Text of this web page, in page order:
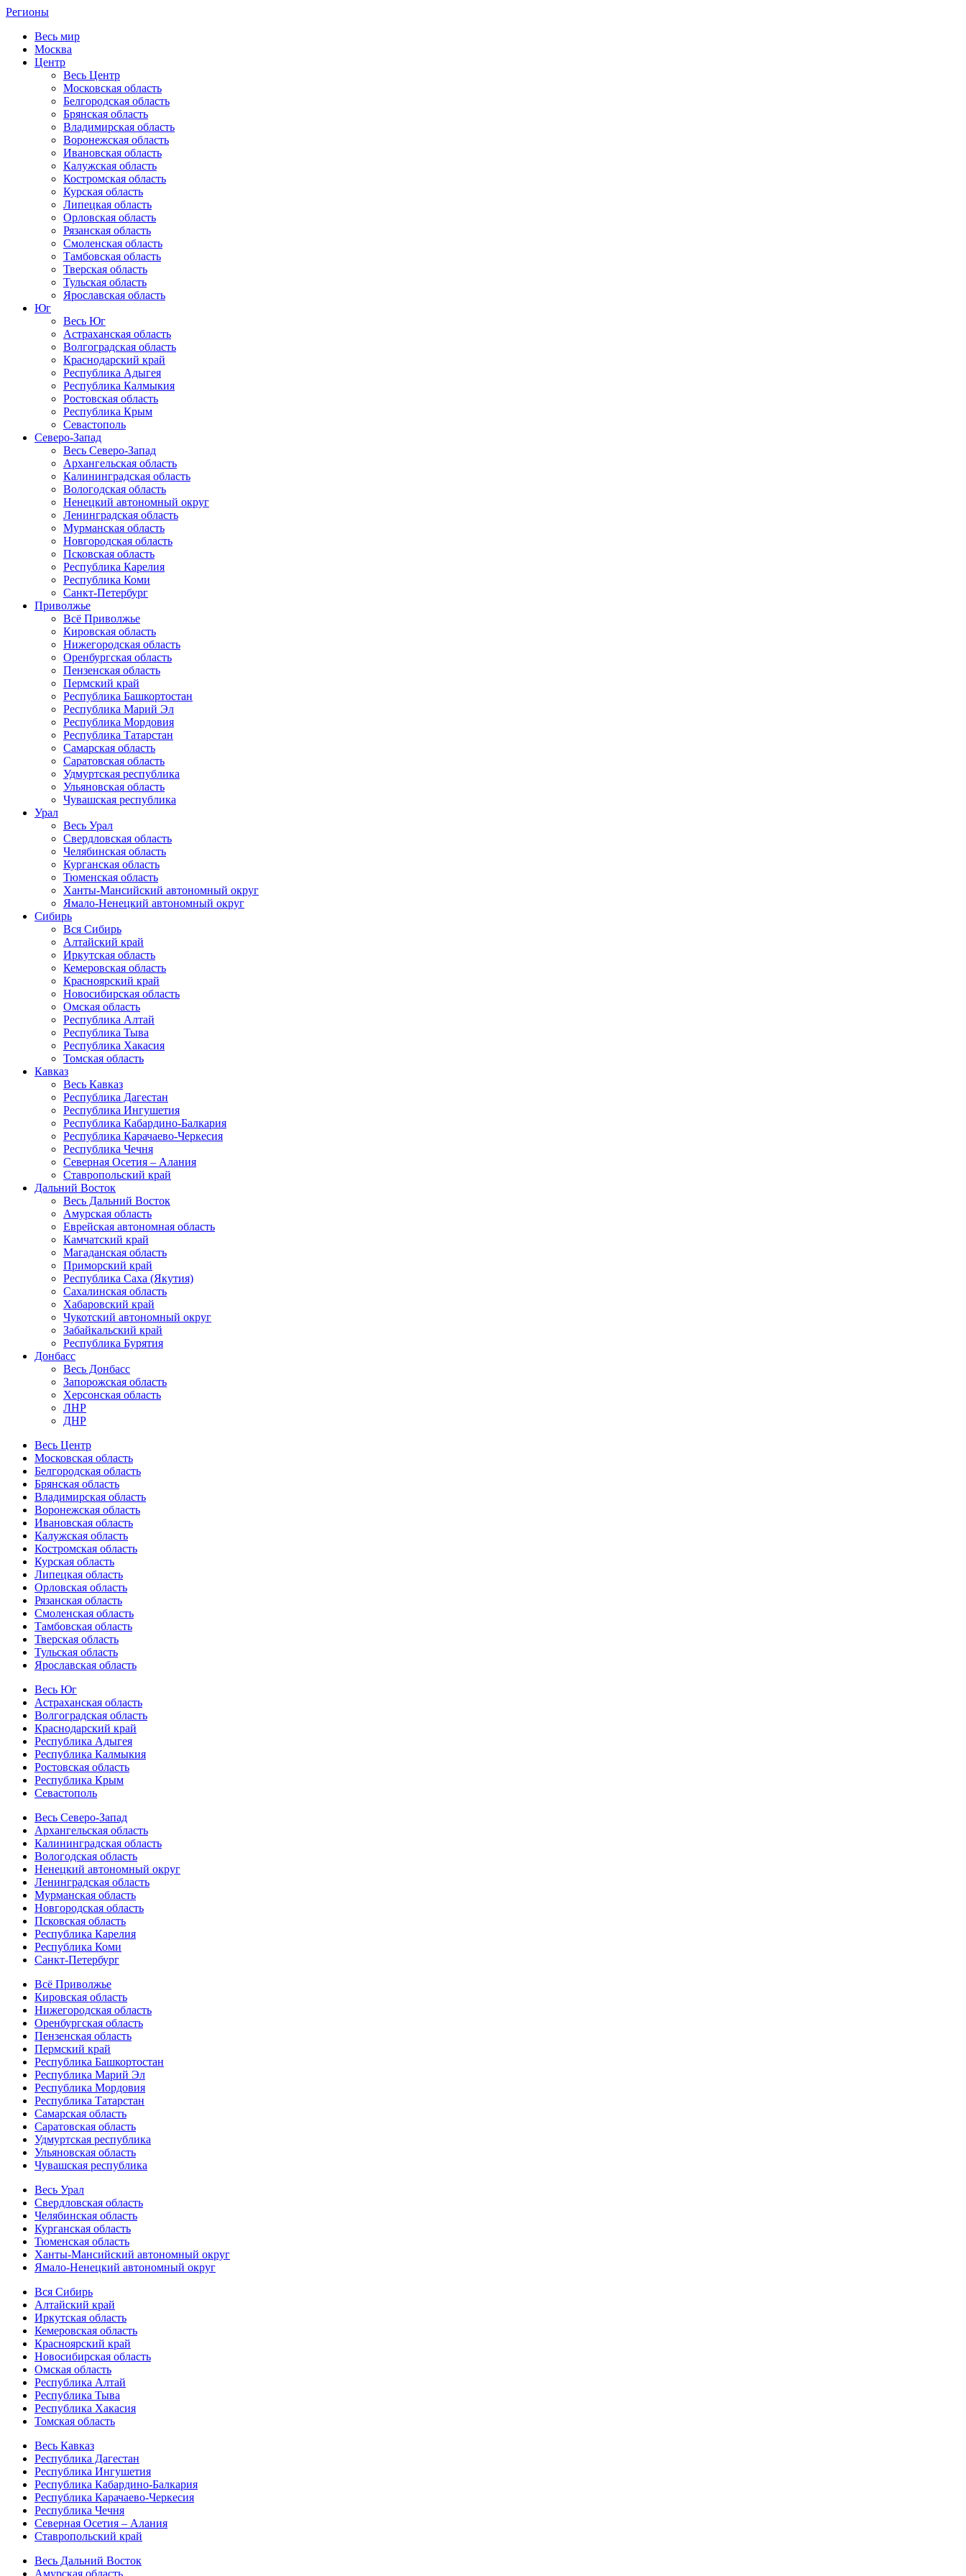
Регионы
Весь мир
Москва
Центр
Весь Центр
Московская область
Белгородская область
Брянская область
Владимирская область
Воронежская область
Ивановская область
Калужская область
Костромская область
Курская область
Липецкая область
Орловская область
Рязанская область
Смоленская область
Тамбовская область
Тверская область
Тульская область
Ярославская область
Юг
Весь Юг
Астраханская область
Волгоградская область
Краснодарский край
Республика Адыгея
Республика Калмыкия
Ростовская область
Республика Крым
Севастополь
Северо-Запад
Весь Северо-Запад
Архангельская область
Калининградская область
Вологодская область
Ненецкий автономный округ
Ленинградская область
Мурманская область
Новгородская область
Псковская область
Республика Карелия
Республика Коми
Санкт-Петербург
Приволжье
Всё Приволжье
Кировская область
Нижегородская область
Оренбургская область
Пензенская область
Пермский край
Республика Башкортостан
Республика Марий Эл
Республика Мордовия
Республика Татарстан
Самарская область
Саратовская область
Удмуртская республика
Ульяновская область
Чувашская республика
Урал
Весь Урал
Свердловская область
Челябинская область
Курганская область
Тюменская область
Ханты-Мансийский автономный округ
Ямало-Ненецкий автономный округ
Сибирь
Вся Сибирь
Алтайский край
Иркутская область
Кемеровская область
Красноярский край
Новосибирская область
Омская область
Республика Алтай
Республика Тыва
Республика Хакасия
Томская область
Кавказ
Весь Кавказ
Республика Дагестан
Республика Ингушетия
Республика Кабардино-Балкария
Республика Карачаево-Черкесия
Республика Чечня
Северная Осетия – Алания
Ставропольский край
Дальний Восток
Весь Дальний Восток
Амурская область
Еврейская автономная область
Камчатский край
Магаданская область
Приморский край
Республика Саха (Якутия)
Сахалинская область
Хабаровский край
Чукотский автономный округ
Забайкальский край
Республика Бурятия
Донбасс
Весь Донбасс
Запорожская область
Херсонская область
ЛНР
ДНР
Весь Центр
Московская область
Белгородская область
Брянская область
Владимирская область
Воронежская область
Ивановская область
Калужская область
Костромская область
Курская область
Липецкая область
Орловская область
Рязанская область
Смоленская область
Тамбовская область
Тверская область
Тульская область
Ярославская область
Весь Юг
Астраханская область
Волгоградская область
Краснодарский край
Республика Адыгея
Республика Калмыкия
Ростовская область
Республика Крым
Севастополь
Весь Северо-Запад
Архангельская область
Калининградская область
Вологодская область
Ненецкий автономный округ
Ленинградская область
Мурманская область
Новгородская область
Псковская область
Республика Карелия
Республика Коми
Санкт-Петербург
Всё Приволжье
Кировская область
Нижегородская область
Оренбургская область
Пензенская область
Пермский край
Республика Башкортостан
Республика Марий Эл
Республика Мордовия
Республика Татарстан
Самарская область
Саратовская область
Удмуртская республика
Ульяновская область
Чувашская республика
Весь Урал
Свердловская область
Челябинская область
Курганская область
Тюменская область
Ханты-Мансийский автономный округ
Ямало-Ненецкий автономный округ
Вся Сибирь
Алтайский край
Иркутская область
Кемеровская область
Красноярский край
Новосибирская область
Омская область
Республика Алтай
Республика Тыва
Республика Хакасия
Томская область
Весь Кавказ
Республика Дагестан
Республика Ингушетия
Республика Кабардино-Балкария
Республика Карачаево-Черкесия
Республика Чечня
Северная Осетия – Алания
Ставропольский край
Весь Дальний Восток
Амурская область